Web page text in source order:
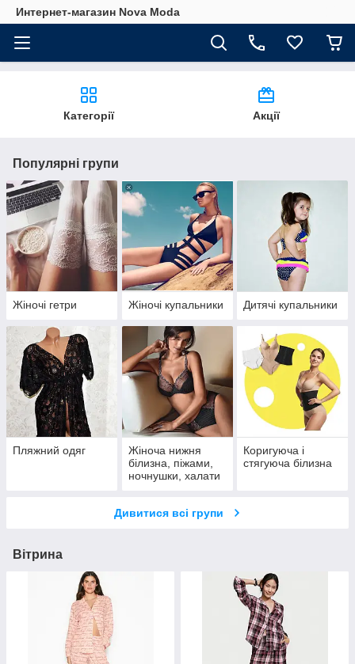
Интернет-магазин Nova Moda
Категорії Акції
Популярні групи
Жіночі гетри Жіночі купальники Дитячі купальники
Пляжний одяг
Жіноча нижня
білизна, піжами,
ночнушки, халати
Коригуюча і
стягуюча білизна
Дивитися всі групи
Вітрина